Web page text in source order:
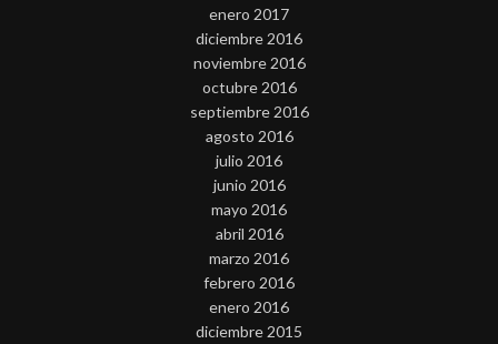
enero 2017
diciembre 2016
noviembre 2016
octubre 2016
septiembre 2016
agosto 2016
julio 2016
junio 2016
mayo 2016
abril 2016
marzo 2016
febrero 2016
enero 2016
diciembre 2015